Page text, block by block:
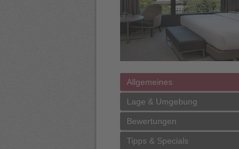
Allgemeines
Lage & Umgebung
Bewertungen
Tipps & Specials